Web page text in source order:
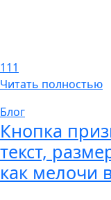
111
Читать полностью
Блог
Кнопка
текст,
как мелочи